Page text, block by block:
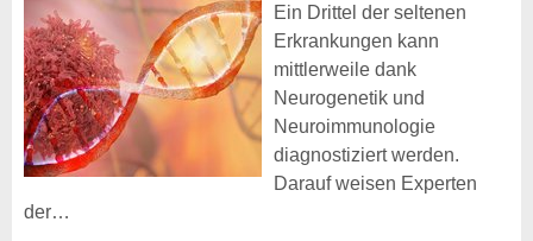
Ein Drittel der seltenen
Erkrankungen kann
mittlerweile dank
Neurogenetik und
Neuroimmunologie
diagnostiziert werden.
Darauf weisen Experten
der…